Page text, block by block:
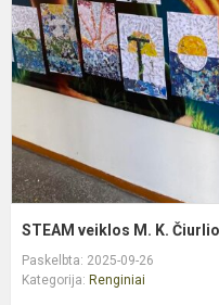
STEAM veiklos M. K.
Paskelbta: 2025-09-26
Kategorija: Renginiai